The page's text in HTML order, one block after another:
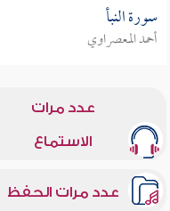
سورة النبأ
أحمد المعصراوي
عدد مرات
الاستماع
عدد مرات الحفظ